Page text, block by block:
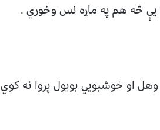
يې څه هم په ماړه نس وخوري .
او خوشبويي بويول پروا نه کوي